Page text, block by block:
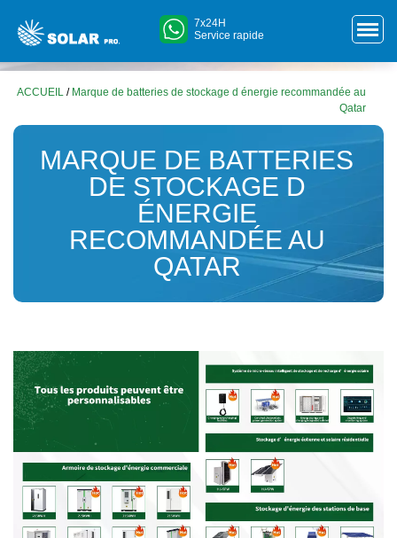
7x24H
Service rapide
ACCUEIL / Marque de batteries de stockage d énergie recommandée au
Qatar
MARQUE DE BATTERIES
DE STOCKAGE D
ÉNERGIE
RECOMMANDÉE AU
QATAR